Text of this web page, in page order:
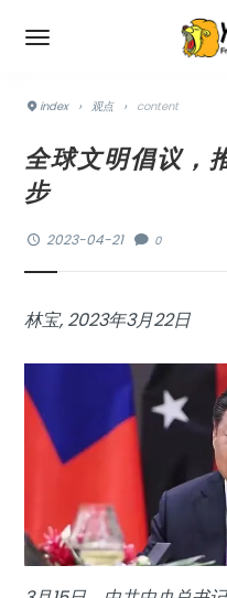
index › 观点 › content
全球文明倡议，
步
2023-04-21 0
林宝, 2023年3月22日